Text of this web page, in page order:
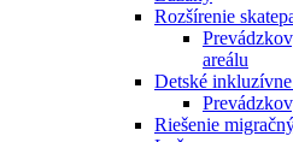
Rozšírenie
areálu
Detské
Riešenie